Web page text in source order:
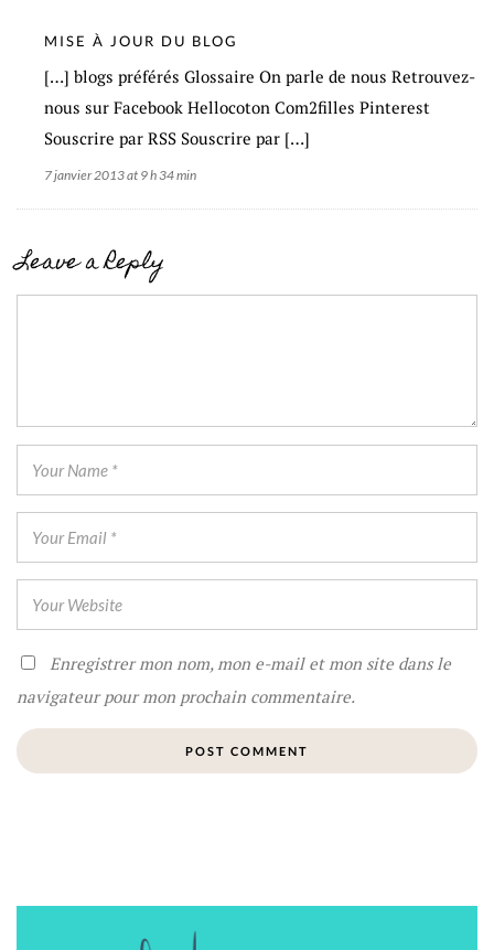
MISE À JOUR DU BLOG
[…] blogs préférés Glossaire On parle de nous Retrouvez-
nous sur Facebook Hellocoton Com2filles Pinterest
Souscrire par RSS Souscrire par […]
7 janvier 2013 at 9 h 34 min
Leave a Reply
Enregistrer mon nom, mon e-mail et mon site dans le
navigateur pour mon prochain commentaire.